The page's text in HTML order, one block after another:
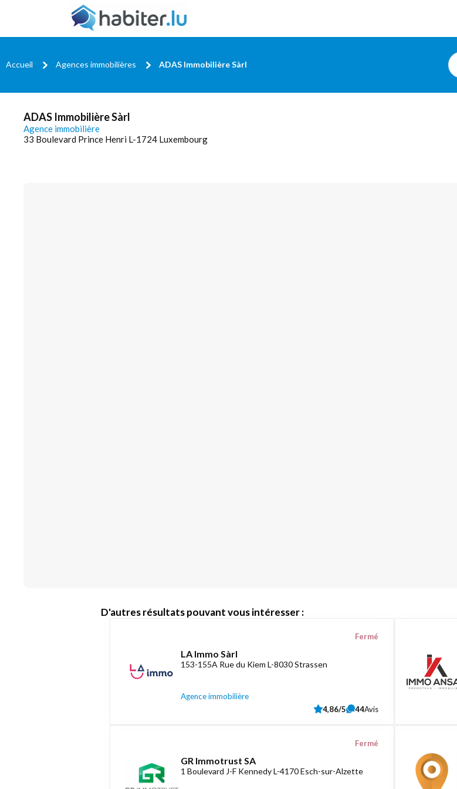
Accueil Agences immobilières ADAS Immobilière Sàrl
ADAS Immobilière Sàrl
Agence immobilière
33 Boulevard Prince Henri L-1724 Luxembourg
D'autres résultats pouvant vous intéresser :
LA Immo Sàrl
153-155A Rue du Kiem L-8030 Strassen
Agence immobilière
Fermé
4,86/5 44Avis
GR Immotrust SA
1 Boulevard J-F Kennedy L-4170 Esch-sur-Alzette
Fermé